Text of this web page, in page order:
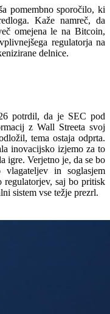
pomembno sporočilo, ki
Kaže namreč, da
omejena le na Bitcoin,
regulatorja na
delnice.
potrdil, da je SEC pod
z Wall Streeta svoj
tema ostaja odprta.
inovacijsko izjemo za to
igre. Verjetno je, da se bo
in soglasjem
saj bo pritisk
sistem vse težje prezrl.